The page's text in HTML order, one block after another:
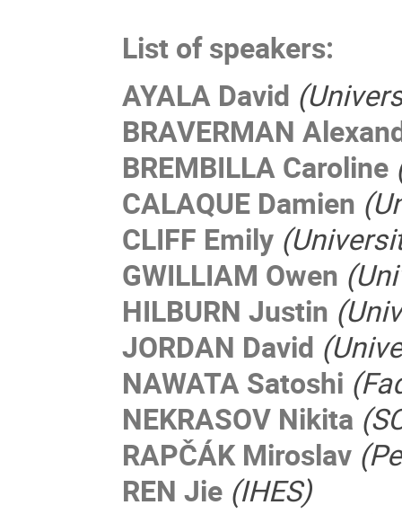
List of speakers:
AYALA David
BRAVERMAN
BREMBILLA Caroline
CALAQUE Damien
CLIFF Emily
GWILLIAM Owen
HILBURN Justin
JORDAN David
NAWATA Satoshi
NEKRASOV Nikita
RAPČÁK Miroslav
REN Jie (IHES)